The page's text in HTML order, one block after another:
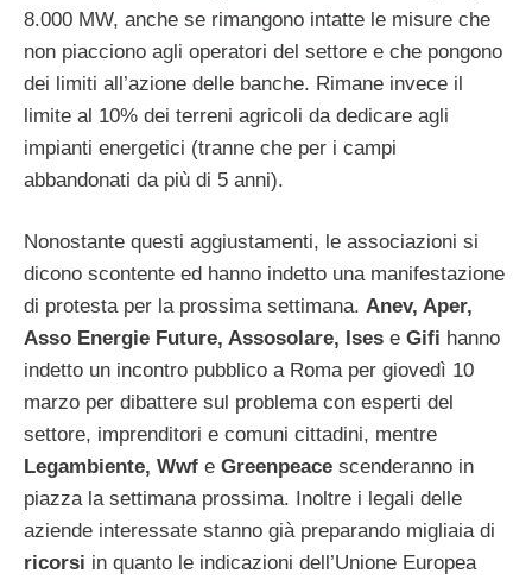
8.000 MW, anche se rimangono intatte le misure che
non piacciono agli operatori del settore e che pongono
dei limiti all’azione delle banche. Rimane invece il
limite al 10% dei terreni agricoli da dedicare agli
impianti energetici (tranne che per i campi
abbandonati da più di 5 anni).
Nonostante questi aggiustamenti, le associazioni si
dicono scontente ed hanno indetto una manifestazione
di protesta per la prossima settimana. Anev, Aper,
Asso Energie Future, Assosolare, Ises e Gifi hanno
indetto un incontro pubblico a Roma per giovedì 10
marzo per dibattere sul problema con esperti del
settore, imprenditori e comuni cittadini, mentre
Legambiente, Wwf e Greenpeace scenderanno in
piazza la settimana prossima. Inoltre i legali delle
aziende interessate stanno già preparando migliaia di
ricorsi in quanto le indicazioni dell’Unione Europea